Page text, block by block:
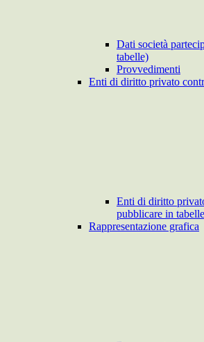
Dati società
tabelle)
Provvedimenti
Enti di diritto privato
Enti di diritto
pubblicare in
Rappresentazione grafica